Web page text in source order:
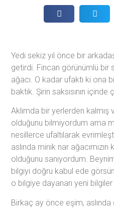
Yedi sekiz yıl önce bir
getirdi. Fincan görünümlü bir
ağacı. O kadar ufaktı ki ona
baktık. Şirin saksısının
Aklımda bir yerlerden
olduğunu bilmiyordum ama
nesillerce ufaltılarak
aslında minik nar
olduğunu sanıyordum.
bilgiyi doğru kabul ede
o bilgiye dayanan yeni
Birkaç ay önce eşim, aslında